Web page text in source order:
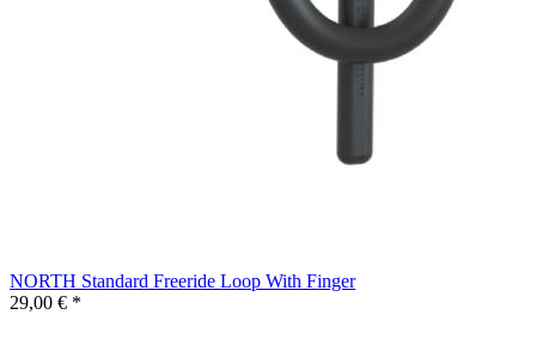
NORTH Standard Freeride Loop With Finger
29,00 € *